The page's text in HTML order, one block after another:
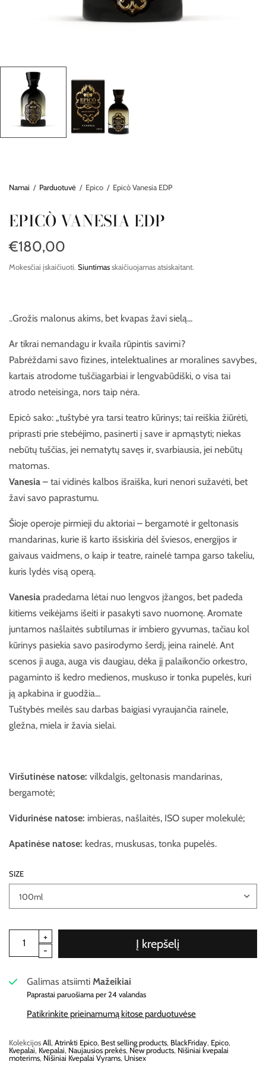
Namai / Parduotuvė / Epico / Epicò Vanesia EDP
EPICÒ VANESIA EDP
€180,00
Mokesčiai įskaičiuoti. Siuntimasskaičiuojamas atsiskaitant.
..Grožis malonus akims, bet kvapas žavi sielą...
Ar tikrai nemandagu ir kvaila rūpintis savimi?
Pabrėždami savo fizines, intelektualines ar moralines savybes,
kartais atrodome tuščiagarbiai ir lengvabūdiški, o visa tai
atrodo neteisinga, nors taip nėra.
Epicò sako: „tuštybė yra tarsi teatro kūrinys; tai reiškia žiūrėti,
priprasti prie stebėjimo, pasinerti į save ir apmąstyti; niekas
nebūtų tuščias, jei nematytų savęs ir, svarbiausia, jei nebūtų
matomas.
Vanesia– tai vidinės kalbos išraiška, kuri nenori sužavėti, bet
žavi savo paprastumu.
Šioje operoje pirmieji du aktoriai – bergamotė ir geltonasis
mandarinas, kurie iš karto išsiskiria dėl šviesos, energijos ir
gaivaus vaidmens, o kaip ir teatre, rainelė tampa garso takeliu,
kuris lydės visą operą.
Vanesia pradedama lėtai nuo lengvos įžangos, bet padeda
kitiems veikėjams išeiti ir pasakyti savo nuomonę. Aromate
juntamos našlaitės subtilumas ir imbiero gyvumas, tačiau kol
kūrinys pasiekia savo pasirodymo šerdį, įeina rainelė. Ant
scenos ji auga, auga vis daugiau, dėka jį palaikončio orkestro,
pagaminto iš kedro medienos, muskuso ir tonka pupelės, kuri
ją apkabina ir guodžia...
Tuštybės meilės sau darbas baigiasi vyraujančia rainele,
gležna, miela ir žavia sielai.
Viršutinėse natose: vilkdalgis, geltonasis mandarinas,
bergamotė;
Vidurinėse natose: imbieras, našlaitės, ISO super molekulė;
Apatinėse natose: kedras, muskusas, tonka pupelės.
SIZE
Į krepšelį
Galimas atsiimtiMažeikiai
Paprastai paruošiama per 24 valandas
Patikrinkite prieinamumą kitose parduotuvėse
KolekcijosAll, Atrinkti Epico, Best selling products, BlackFriday, Epico,
Kvepalai, Kvepalai, Naujausios prekės, New products, Nišiniai kvepalai
moterims, Nišiniai Kvepalai Vyrams, Unisex